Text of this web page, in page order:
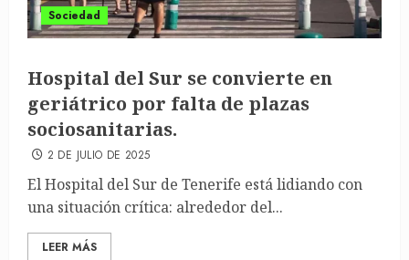
Sociedad
Hospital del Sur se convierte en
geriátrico por falta de plazas
sociosanitarias.
2 DE JULIO DE 2025
El Hospital del Sur de Tenerife está lidiando con
una situación crítica: alrededor del...
LEER MÁS